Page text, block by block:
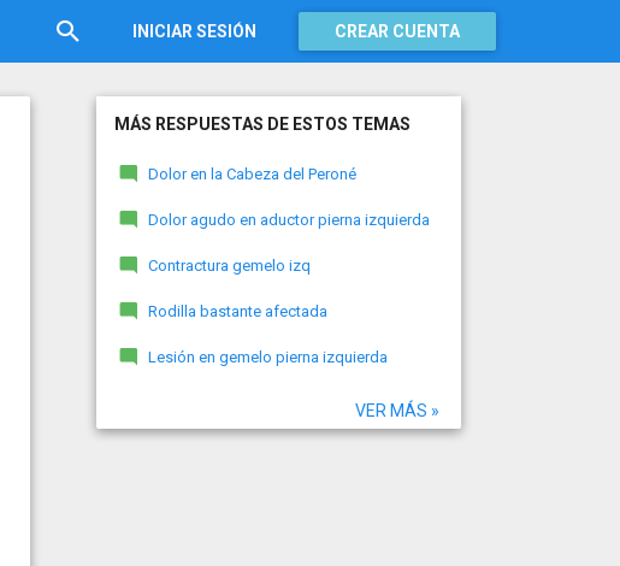
INICIAR SESIÓN CREAR CUENTA
MÁS RESPUESTAS DE ESTOS TEMAS
Dolor en la Cabeza del Peroné
Dolor agudo en aductor pierna izquierda
Contractura gemelo izq
Rodilla bastante afectada
Lesión en gemelo pierna izquierda
VER MÁS »